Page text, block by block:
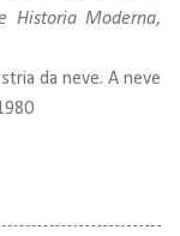
Historia Moderna,
da neve. A neve